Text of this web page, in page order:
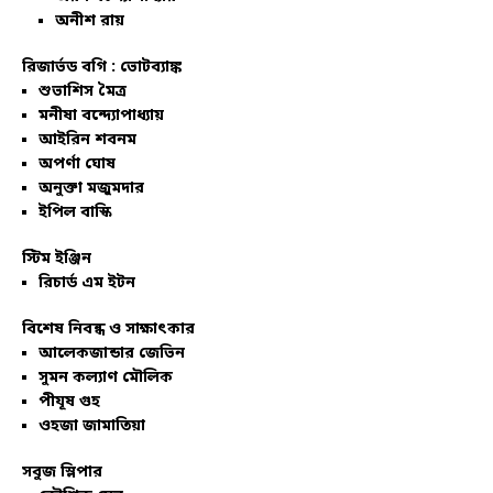
অনীশ রায়
রিজার্ভড বগি : ভোটব্যাঙ্ক
শুভাশিস মৈত্র
মনীষা বন্দ্যোপাধ্যায়
আইরিন শবনম
অপর্ণা ঘোষ
অনুক্তা মজুমদার
ইপিল বাস্কি
স্টিম ইঞ্জিন
রিচার্ড এম ইটন
বিশেষ নিবন্ধ ও সাক্ষাৎকার
আলেকজান্ডার জেভিন
সুমন কল্যাণ মৌলিক
পীযূষ গুহ
ওহজা জামাতিয়া
সবুজ স্লিপার